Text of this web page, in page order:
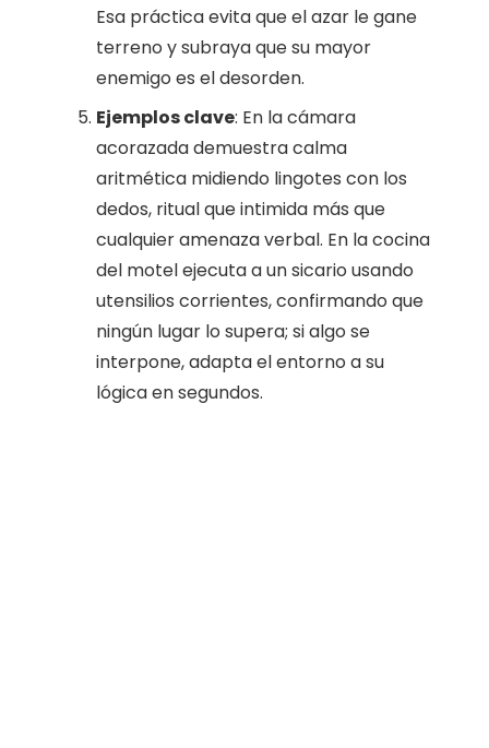
Esa práctica evita que el azar le gane
terreno y subraya que su mayor
enemigo es el desorden.
Ejemplos clave: En la cámara
acorazada demuestra calma
aritmética midiendo lingotes con los
dedos, ritual que intimida más que
cualquier amenaza verbal. En la cocina
del motel ejecuta a un sicario usando
utensilios corrientes, confirmando que
ningún lugar lo supera; si algo se
interpone, adapta el entorno a su
lógica en segundos.